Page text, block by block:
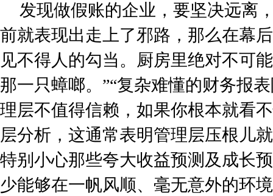
发现做假账的企业，要坚决远离
前就表现出走上了邪路，那么在幕
见不得人的勾当。厨房里绝对不可
那一只蟑啷。”“复杂难懂的财务报
理层不值得信赖，如果你根本就看
层分析，这通常表明管理层压根儿
特别小心那些夸大收益预测及成长
少能够在一帆风顺、毫无意外的环